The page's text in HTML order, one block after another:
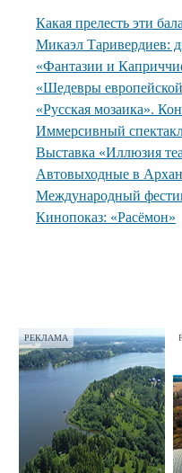
Какая прелесть эти
Микаэл Таривердиев:
«Фантазии и
«Шедевры
«Русская мозаика».
Иммерсивный
Выставка «Иллюзия
Автовыходные в
Международный
Кинопоказ: «Расёмон»
РЕКЛАМА